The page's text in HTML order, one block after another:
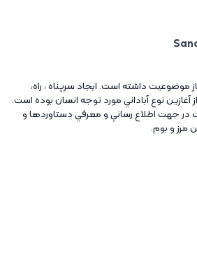
موضوعيت داشته است. ايجاد سرپناه ، راه،
آغازين نوع آباداني مورد توجه انسان بوده است.
جهت اطلاع رساني و معرفي دستاوردها و
مرز و بوم.